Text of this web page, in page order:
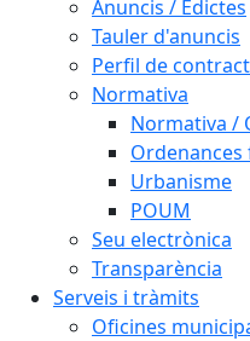
Anuncis / Edictes
Tauler d'anuncis
Perfil de
Normativa
Normativa /
Ordenances
Urbanisme
POUM
Seu electrònica
Transparència
Serveis i tràmits
Oficines